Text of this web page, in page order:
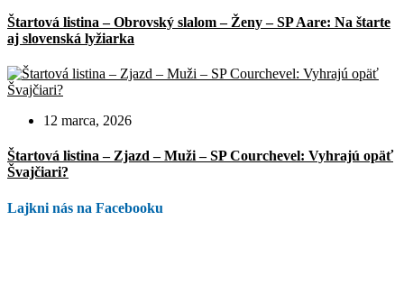
Štartová listina – Obrovský slalom – Ženy – SP Aare: Na štarte
aj slovenská lyžiarka
12 marca, 2026
Štartová listina – Zjazd – Muži – SP Courchevel: Vyhrajú opäť
Švajčiari?
Lajkni nás na Facebooku